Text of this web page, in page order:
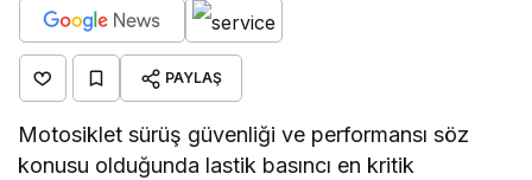
PAYLAŞ
Motosiklet sürüş güvenliği ve performansı söz
konusu olduğunda lastik basıncı en kritik